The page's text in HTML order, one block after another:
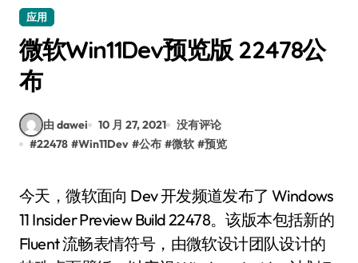
应用
微软Win11Dev预览版 22478公
布
由 dawei 10 月 27, 2021
没有评论
#22478 #Win11Dev #公布 #微软 #预览
今天，微软面向 Dev 开发频道发布了 Windows
11 Insider Preview Build 22478。该版本包括新的
Fluent 流畅表情符号，由微软设计团队设计的